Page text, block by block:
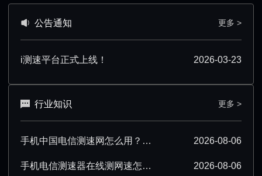
公告通知 更多 >
i测速平台正式上线！ 2026-03-23
行业知识 更多 >
手机中国电信测速网怎么用？超详细操作技巧分享 2026-08-06
手机电信测速器在线测网速怎么操作？超详细步骤分享 2026-08-06